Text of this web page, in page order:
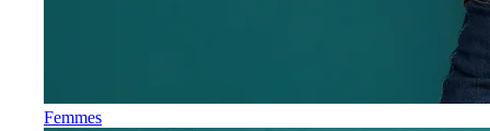
Femmes